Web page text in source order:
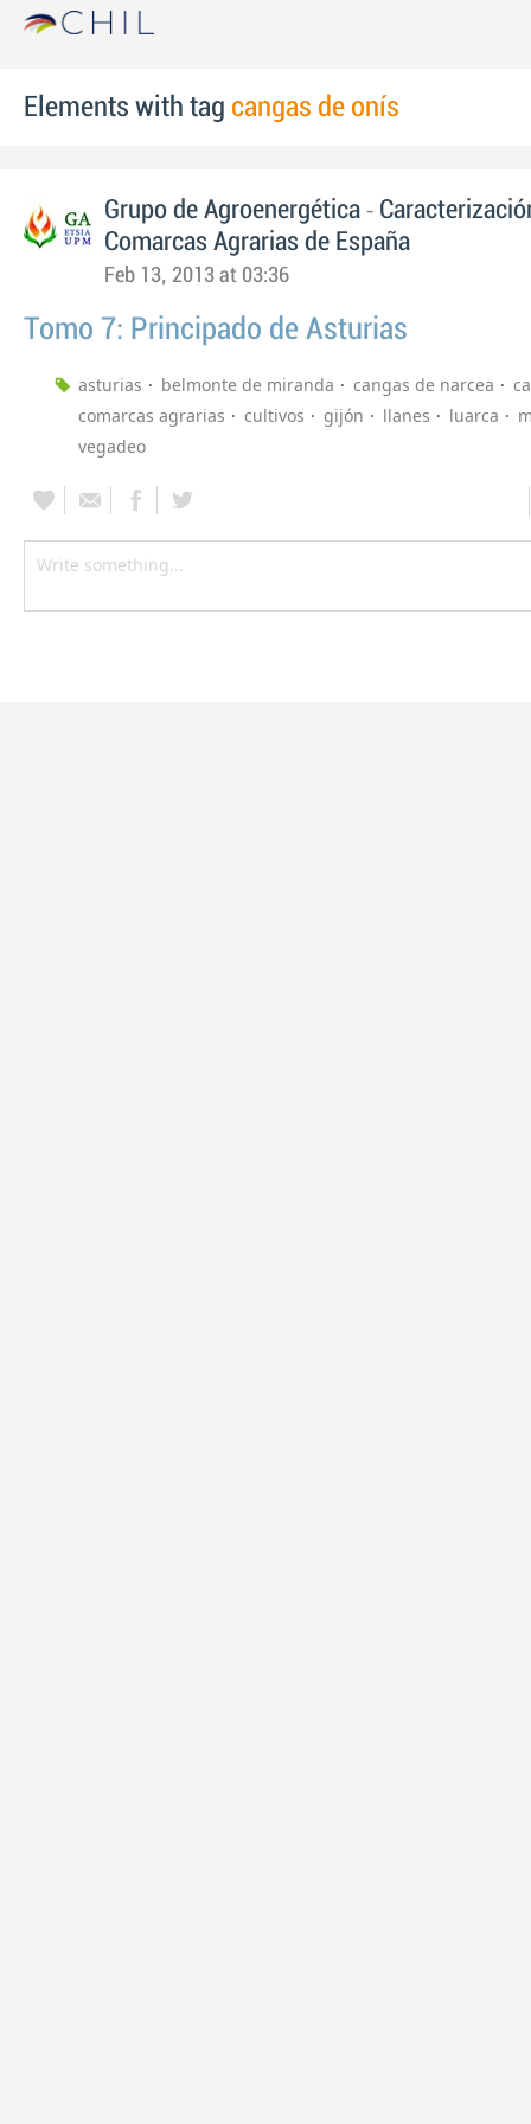
Elements with tag cangas de onís
Grupo de Agroenergética -
Comarcas Agrarias de España
Feb 13, 2013 at 03:36
Tomo 7: Principado de Asturias
asturias belmonte de miranda cangas de narcea
comarcas agrarias
cultivos gijón llanes luarca
vegadeo